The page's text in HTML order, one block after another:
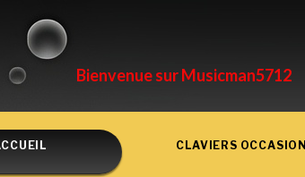
Bienvenue sur Musicman5712
CLAVIERS OCCASION